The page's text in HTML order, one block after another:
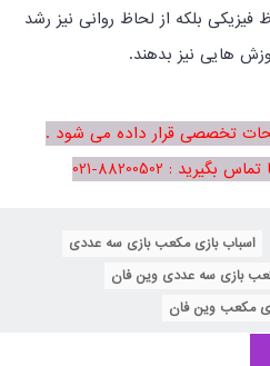
فیزیکی بلکه از لحاظ روانی نیز رشد
هایی نیز بدهند.
تخصصی قرار داده می شود .
: 88200502-021
اسباب بازی مکعب بازی سه عددی
بازی سه عددی وین فان
مکعب وین فان